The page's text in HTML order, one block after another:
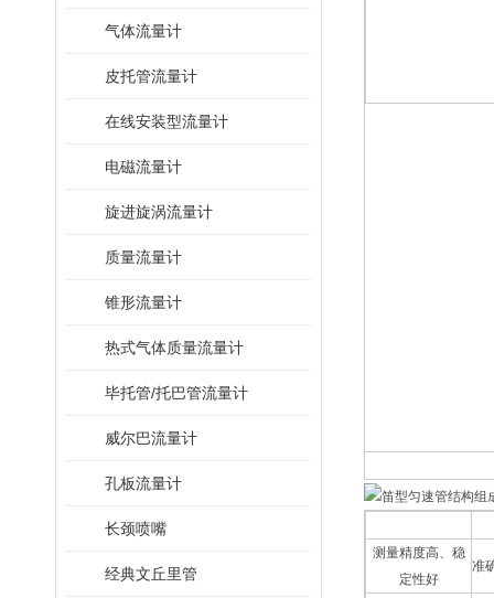
气体流量计
皮托管流量计
在线安装型流量计
电磁流量计
旋进旋涡流量计
质量流量计
锥形流量计
热式气体质量流量计
毕托管/托巴管流量计
威尔巴流量计
孔板流量计
长颈喷嘴
经典文丘里管
测量精度高、稳
定性好
准